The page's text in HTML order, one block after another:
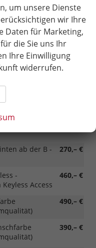
370,– €
(nur bei ZBB,
240,– €
beim Ein- und
250,– €
Coming &
270,– €
ab der B -
460,– €
-
Access
490,– €
390,– €
um unsere Dienste
wir Ihre
Daten für Marketing,
die Sie uns Ihr
Ihre Einwilligung
widerrufen.